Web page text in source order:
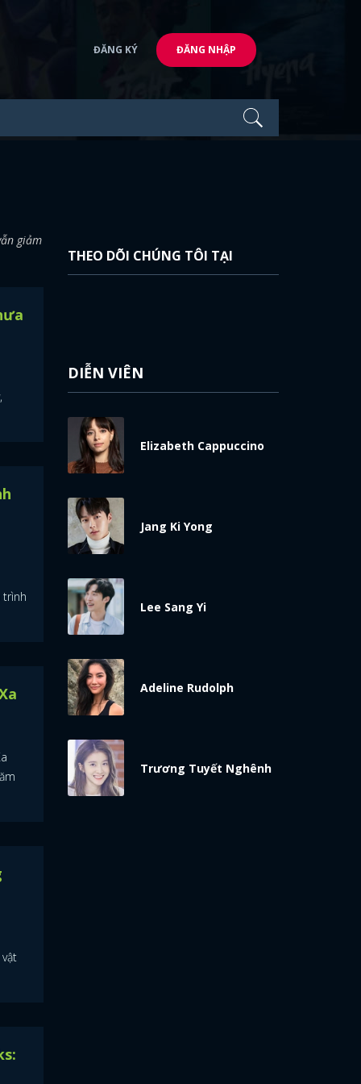
ĐĂNG KÝ ĐĂNG NHẬP
giảm
trình
THEO DÕI CHÚNG TÔI TẠI
DIỄN VIÊN
Elizabeth Cappuccino
Jang Ki Yong
Lee Sang Yi
Adeline Rudolph
Trương Tuyết Nghênh